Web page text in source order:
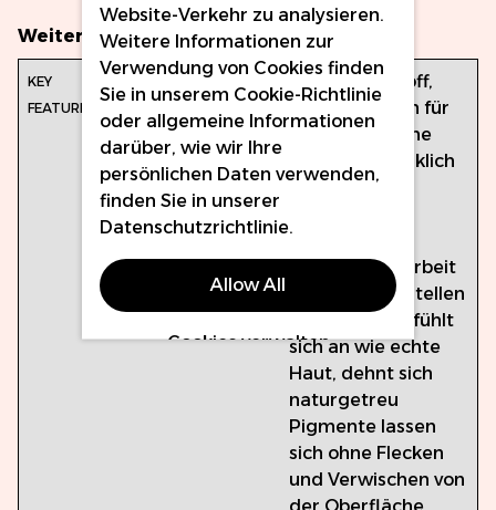
Weitere Informationen
Produktmerkmale:Originalrohstoff,
gesundheitlich für
die menschliche
Haut unbedenklich
Für Anfänger
unentbehrlich
Toll, um Ihre Arbeit
zur Schau zu stellen
Sieht aus und fühlt
sich an wie echte
Haut, dehnt sich
naturgetreu
Pigmente lassen
sich ohne Flecken
und Verwischen von
Website-Verkehr zu analysieren.
Weitere Informationen zur
Verwendung von Cookies finden
Sie in unserem Cookie-Richtlinie
oder allgemeine Informationen
darüber, wie wir Ihre
persönlichen Daten verwenden,
finden Sie in unserer
Datenschutzrichtlinie.
Allow All
Cookies verwalten